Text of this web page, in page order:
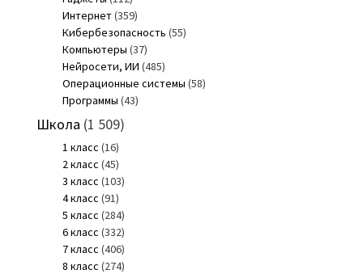
Интернет(359)
Кибербезопасность (55)
Компьютеры (37)
Нейросети, ИИ (485)
Операционные системы (58)
Программы (43)
Школа (1 509)
1 класс (16)
2 класс (45)
3 класс (103)
4 класс (91)
5 класс (284)
6 класс (332)
7 класс (406)
8 класс (274)